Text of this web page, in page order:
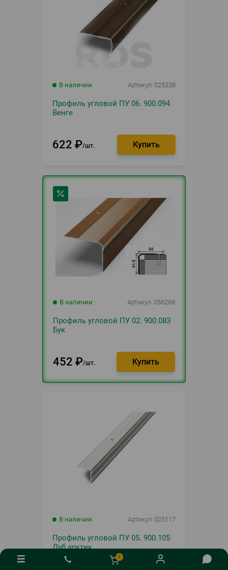
В наличии Артикул 025238
Профиль угловой ПУ 06. 900.094
Венге
622 ₽ шт.
В наличии Артикул 056268
Профиль угловой ПУ 02. 900.083
Бук
452 ₽ шт.
В наличии Артикул 025117
Профиль угловой ПУ 05. 900.105
Дуб арктик